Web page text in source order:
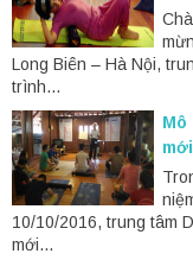
Long Biên – Hà Nội,
trình...
Mô
10/10/2016, trung tâm
mới...